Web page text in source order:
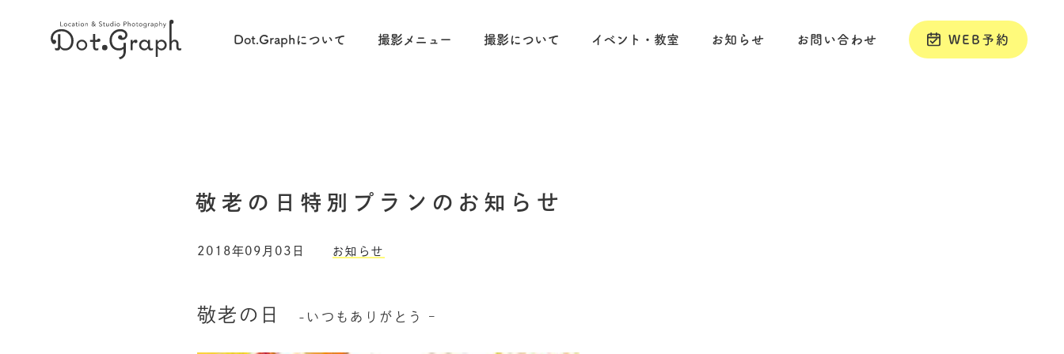
Dot.Graphについて 撮影メニュー 撮影について イベント・教室 お知らせ お問い合わせ WEB予約
敬老の日特別プランのお知らせ
2018年09月03日 お知らせ
敬老の日 -いつもありがとう –